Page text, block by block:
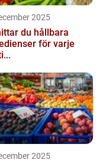
2025
du hållbara
för varje
2025